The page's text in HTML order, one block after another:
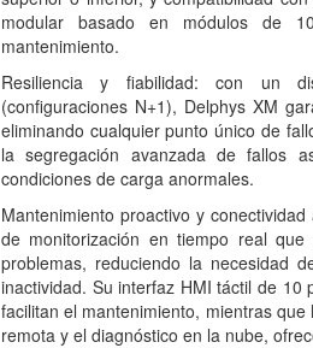
modular basado en módulos de
mantenimiento.
Resiliencia y fiabilidad: con un
(configuraciones N+1), Delphys XM
eliminando cualquier punto único de
la segregación avanzada de fallos
condiciones de carga anormales.
Mantenimiento proactivo y
de monitorización en tiempo real
problemas, reduciendo la necesidad
inactividad. Su interfaz HMI táctil de
facilitan el mantenimiento, mientras
remota y el diagnóstico en la nube,